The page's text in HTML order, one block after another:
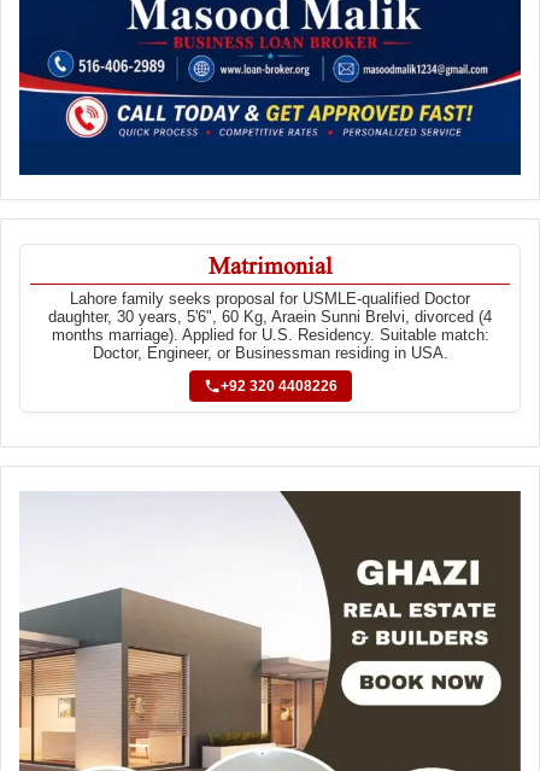
Matrimonial
Lahore family seeks proposal for USMLE-qualified Doctor
daughter, 30 years, 5'6", 60 Kg, Araein Sunni Brelvi, divorced (4
months marriage). Applied for U.S. Residency. Suitable match:
Doctor, Engineer, or Businessman residing in USA.
+92 320 4408226